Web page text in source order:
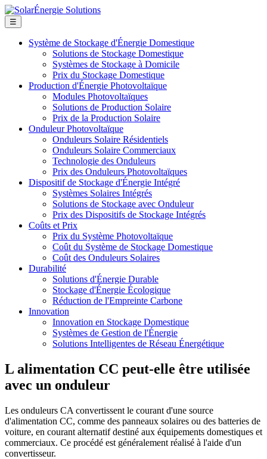
☰
Système de Stockage d'Énergie Domestique
Solutions de Stockage Domestique
Systèmes de Stockage à Domicile
Prix du Stockage Domestique
Production d'Énergie Photovoltaïque
Modules Photovoltaïques
Solutions de Production Solaire
Prix de la Production Solaire
Onduleur Photovoltaïque
Onduleurs Solaire Résidentiels
Onduleurs Solaire Commerciaux
Technologie des Onduleurs
Prix des Onduleurs Photovoltaïques
Dispositif de Stockage d'Énergie Intégré
Systèmes Solaires Intégrés
Solutions de Stockage avec Onduleur
Prix des Dispositifs de Stockage Intégrés
Coûts et Prix
Prix du Système Photovoltaïque
Coût du Système de Stockage Domestique
Coût des Onduleurs Solaires
Durabilité
Solutions d'Énergie Durable
Stockage d'Énergie Écologique
Réduction de l'Empreinte Carbone
Innovation
Innovation en Stockage Domestique
Systèmes de Gestion de l'Énergie
Solutions Intelligentes de Réseau Énergétique
L alimentation CC peut-elle être utilisée
avec un onduleur
Les onduleurs CA convertissent le courant d'une source
d'alimentation CC, comme des panneaux solaires ou des batteries de
voiture, en courant alternatif destiné aux équipements domestiques et
commerciaux. Ce procédé est généralement réalisé à l'aide d'un
convertisseur.